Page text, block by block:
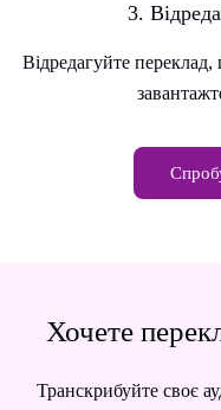
3.
Відредагуйте
Хочете
Транскрибуйте своє